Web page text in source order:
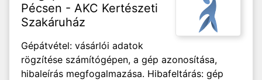
Pécsen - AKC Kertészeti
Szakáruház
Gépátvétel: vásárlói adatok
rögzítése számítógépen, a gép azonosítása,
hibaleírás megfogalmazása. Hibafeltárás: gép